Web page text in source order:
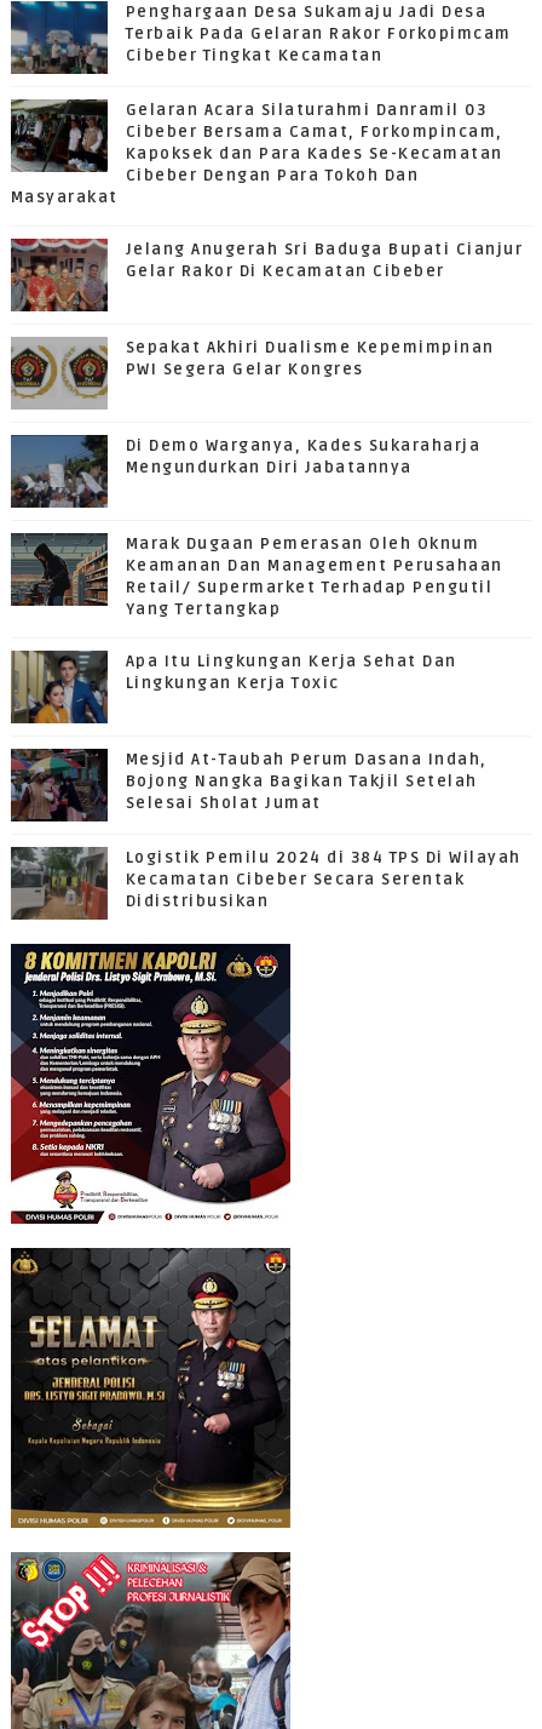
Penghargaan Desa Sukamaju Jadi Desa
Terbaik Pada Gelaran Rakor Forkopimcam
Cibeber Tingkat Kecamatan
Gelaran Acara Silaturahmi Danramil 03
Cibeber Bersama Camat, Forkompincam,
Kapoksek dan Para Kades Se-Kecamatan
Cibeber Dengan Para Tokoh Dan
Masyarakat
Jelang Anugerah Sri Baduga Bupati Cianjur
Gelar Rakor Di Kecamatan Cibeber
Sepakat Akhiri Dualisme Kepemimpinan
PWI Segera Gelar Kongres
Di Demo Warganya, Kades Sukaraharja
Mengundurkan Diri Jabatannya
Marak Dugaan Pemerasan Oleh Oknum
Keamanan Dan Management Perusahaan
Retail/ Supermarket Terhadap Pengutil
Yang Tertangkap
Apa Itu Lingkungan Kerja Sehat Dan
Lingkungan Kerja Toxic
Mesjid At-Taubah Perum Dasana Indah,
Bojong Nangka Bagikan Takjil Setelah
Selesai Sholat Jumat
Logistik Pemilu 2024 di 384 TPS Di Wilayah
Kecamatan Cibeber Secara Serentak
Didistribusikan